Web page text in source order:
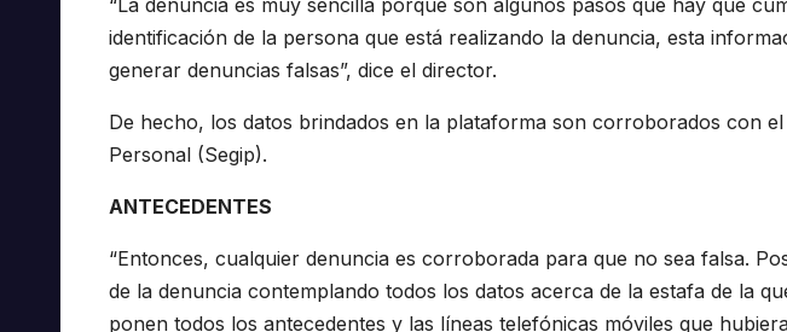
“La denuncia es muy sencilla porque son algunos pasos que hay que
identificación de la persona que está realizando la denuncia, esta
generar denuncias falsas”, dice el director.
De hecho, los datos brindados en la plataforma son corroborados con
Personal (Segip).
ANTECEDENTES
“Entonces, cualquier denuncia es corroborada para que no sea falsa.
de la denuncia contemplando todos los datos acerca de la estafa de la
ponen todos los antecedentes y las líneas telefónicas móviles que